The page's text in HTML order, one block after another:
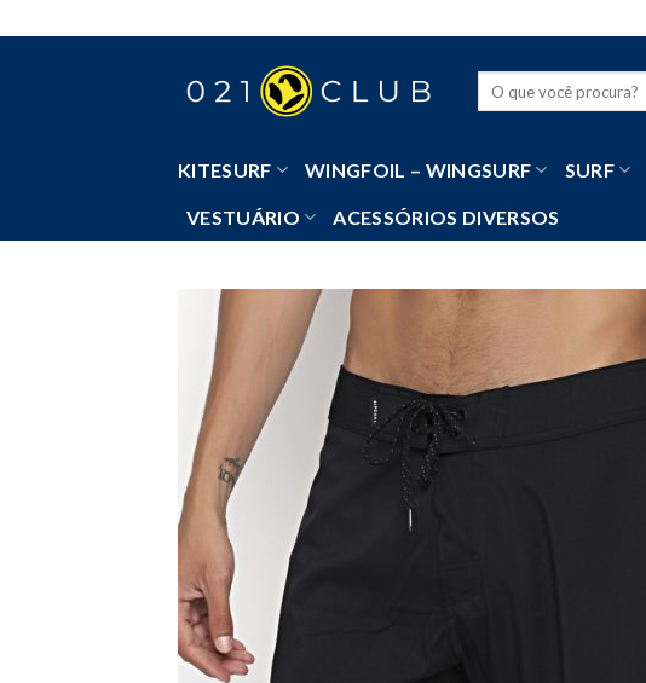
to
KITESURF WINGFOIL – WINGSURF SURF
VESTUÁRIO ACESSÓRIOS DIVERSOS